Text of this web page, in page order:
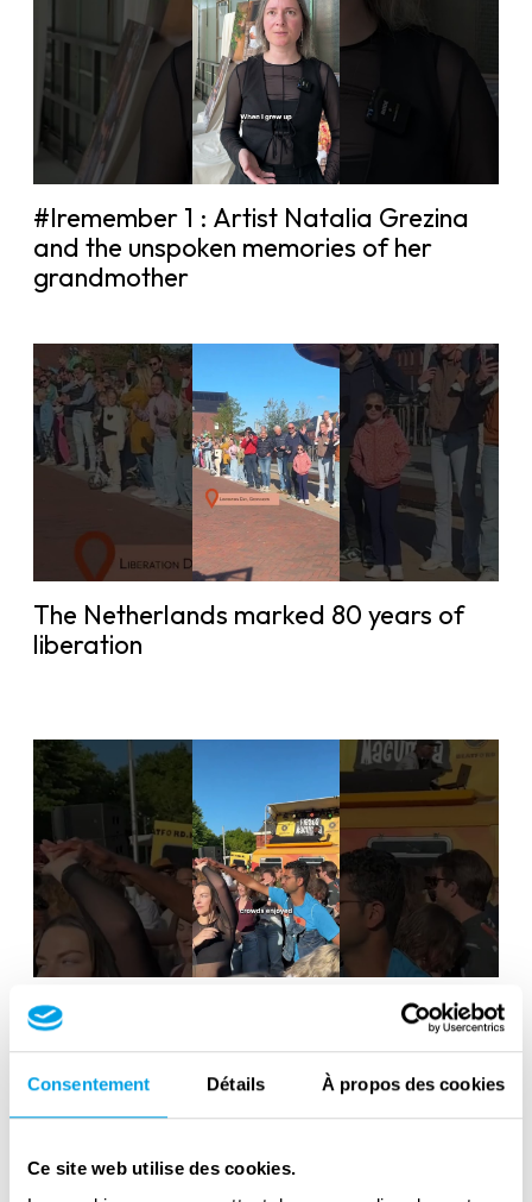
Consentement Détails À propos des cookies
Ce site web utilise des cookies.
#Iremember 1 : Artist Natalia Grezina
and the unspoken memories of her
grandmother
The Netherlands marked 80 years of
liberation
Liberation Day in the Netherlands: 80
years of freedom